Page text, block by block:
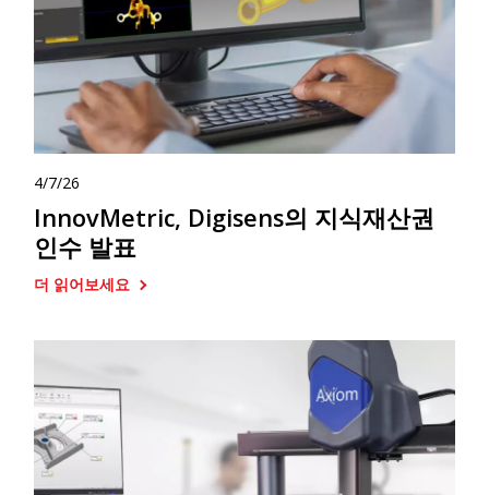
4/7/26
InnovMetric, Digisens의 지식재산권
인수 발표
더 읽어보세요